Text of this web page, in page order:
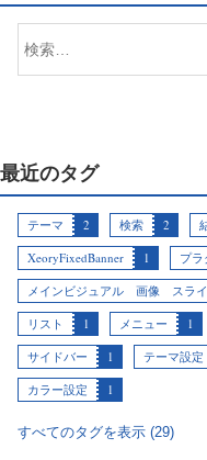
最近のタグ
テーマ 2 検索 2
XeoryFixedBanner
1 プラ
メインビジュアル 画像 スラ
リスト
1 メニュー 1
サイドバー
1 テーマ設定
カラー設定
1
すべてのタグを表示 (29)